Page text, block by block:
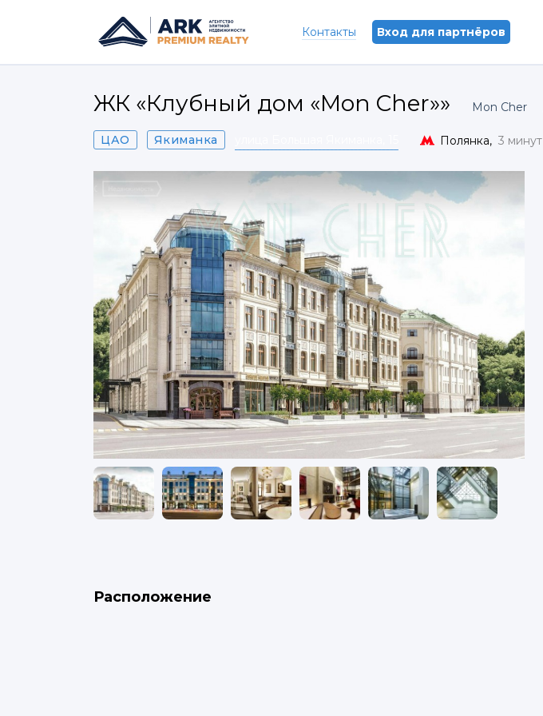
Контакты Вход для партнёров
ЖК «Клубный дом «Mon Cher»» Mon Cher
ЦАО Якиманка Полянка, 3 минут
Расположение